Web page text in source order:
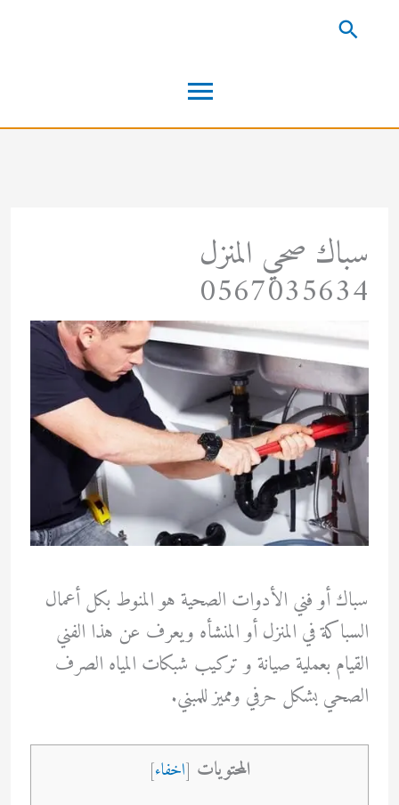
القائمة
الرئيسية
البحث
سباك صحي المنزل
0567035634
سباك أو فني الأدوات الصحية هو المنوط بكل أعمال
السباكة في المنزل أو المنشأه ويعرف عن هذا الفني
القيام بعملية صيانة و تركيب شبكات المياه الصرف
الصحي بشكل حرفي ومميز للمبني.
المحتويات [اخفاء]